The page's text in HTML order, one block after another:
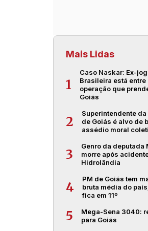
Mais Lidas
1
Caso Naskar: Ex-
Brasileira está entre
operação que
Goiás
2
Superintendente
de Goiás é alvo de
assédio moral
3
Genro da deputada
morre após
Hidrolândia
4
PM de Goiás tem
bruta média do
fica em 11º
5
Mega-Sena 3040:
para Goiás